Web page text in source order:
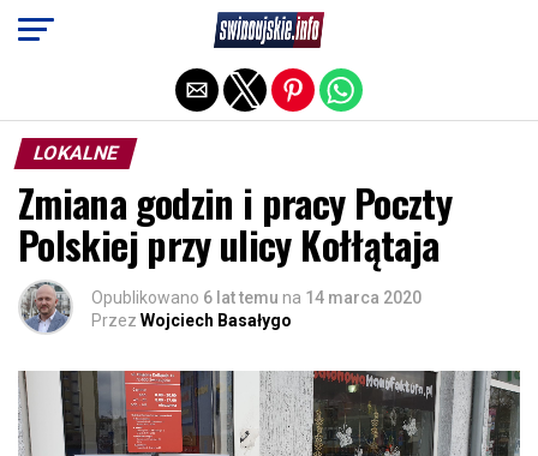
LOKALNE
Zmiana godzin i pracy Poczty
Polskiej przy ulicy Kołłątaja
Opublikowano 6 lat temu na 14 marca 2020
Przez Wojciech Basałygo
Exit mobile version